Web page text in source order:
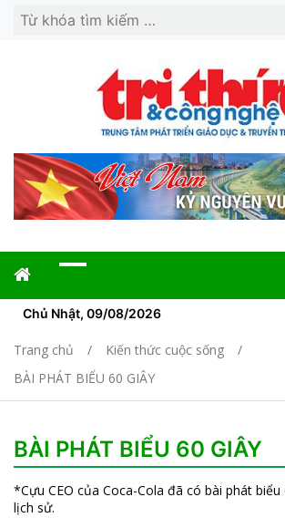
Search
Chủ Nhật, 09/08/2026
Trang chủ
Kiến thức cuộc sống
BÀI PHÁT BIỂU 60 GIÂY
BÀI PHÁT BIỂU 60 GIÂY
*Cựu CEO của Coca-Cola đã có bài phát biểu
lịch sử.